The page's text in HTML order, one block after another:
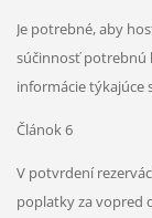
Je potrebné, aby
súčinnosť potrebnú
informácie týkajúce
Článok 6
V potvrdení
poplatky za vopred